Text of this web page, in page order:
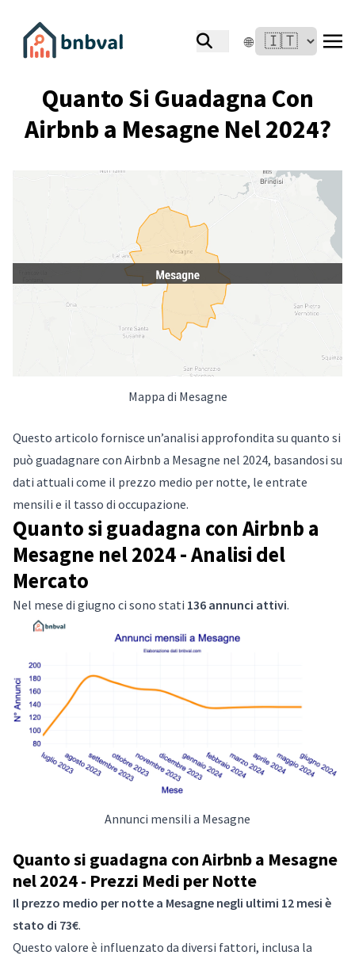
🌐
Quanto Si Guadagna Con
Airbnb a Mesagne Nel 2024?
Mappa di Mesagne
Questo articolo fornisce un’analisi approfondita su quanto si
può guadagnare con Airbnb a Mesagne nel 2024, basandosi su
dati attuali come il prezzo medio per notte, le entrate
mensili e il tasso di occupazione.
Quanto si guadagna con Airbnb a
Mesagne nel 2024 - Analisi del
Mercato
Nel mese di giugno ci sono stati 136 annunci attivi.
Annunci mensili a Mesagne
Quanto si guadagna con Airbnb a Mesagne
nel 2024 - Prezzi Medi per Notte
Il prezzo medio per notte a Mesagne negli ultimi 12 mesi è
stato di 73€.
Questo valore è influenzato da diversi fattori, inclusa la